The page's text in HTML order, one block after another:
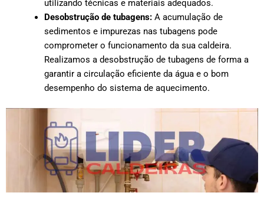
utilizando técnicas e materiais adequados.
Desobstrução de tubagens: A acumulação de
sedimentos e impurezas nas tubagens pode
comprometer o funcionamento da sua caldeira.
Realizamos a desobstrução de tubagens de forma a
garantir a circulação eficiente da água e o bom
desempenho do sistema de aquecimento.